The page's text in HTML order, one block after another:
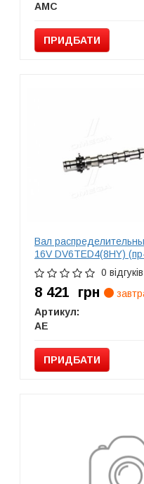
AMC
ПРИДБАТИ
Вал
16V DV6TED4(8HY)
0 відгуків
8 421 грн
Артикул:
AE
ПРИДБАТИ